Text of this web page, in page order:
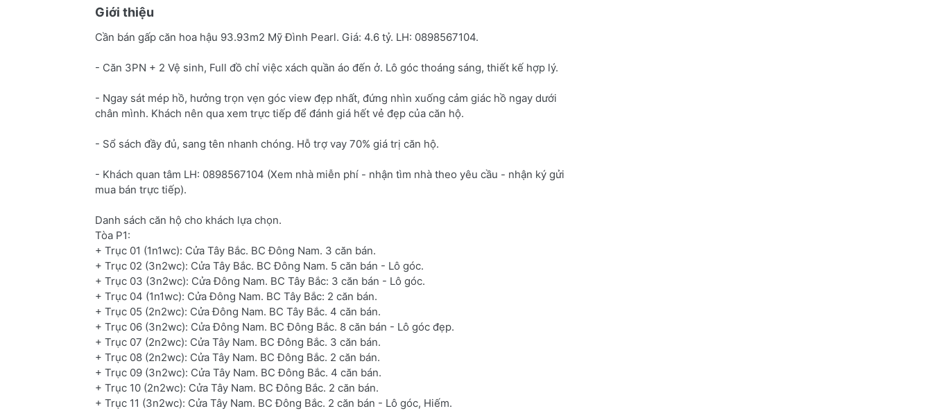
Giới thiệu
Cần bán gấp căn hoa hậu 93.93m2 Mỹ Đình Pearl. Giá: 4.6 tỷ. LH: 0898567104.
- Căn 3PN + 2 Vệ sinh, Full đồ chỉ việc xách quần áo đến ở. Lô góc thoáng sáng, thiết kế hợp lý.
- Ngay sát mép hồ, hưởng trọn vẹn góc view đẹp nhất, đứng nhìn xuống cảm giác hồ ngay dưới
chân mình. Khách nên qua xem trực tiếp để đánh giá hết vẻ đẹp của căn hộ.
- Sổ sách đầy đủ, sang tên nhanh chóng. Hỗ trợ vay 70% giá trị căn hộ.
- Khách quan tâm LH: 0898567104 (Xem nhà miễn phí - nhận tìm nhà theo yêu cầu - nhận ký gửi
mua bán trực tiếp).
Danh sách căn hộ cho khách lựa chọn.
Tòa P1:
+ Trục 01 (1n1wc): Cửa Tây Bắc. BC Đông Nam. 3 căn bán.
+ Trục 02 (3n2wc): Cửa Tây Bắc. BC Đông Nam. 5 căn bán - Lô góc.
+ Trục 03 (3n2wc): Cửa Đông Nam. BC Tây Bắc: 3 căn bán - Lô góc.
+ Trục 04 (1n1wc): Cửa Đông Nam. BC Tây Bắc: 2 căn bán.
+ Trục 05 (2n2wc): Cửa Đông Nam. BC Tây Bắc. 4 căn bán.
+ Trục 06 (3n2wc): Cửa Đông Nam. BC Đông Bắc. 8 căn bán - Lô góc đẹp.
+ Trục 07 (2n2wc): Cửa Tây Nam. BC Đông Bắc. 3 căn bán.
+ Trục 08 (2n2wc): Cửa Tây Nam. BC Đông Bắc. 2 căn bán.
+ Trục 09 (3n2wc): Cửa Tây Nam. BC Đông Bắc. 4 căn bán.
+ Trục 10 (2n2wc): Cửa Tây Nam. BC Đông Bắc. 2 căn bán.
+ Trục 11 (3n2wc): Cửa Tây Nam. BC Đông Bắc. 2 căn bán - Lô góc, Hiếm.